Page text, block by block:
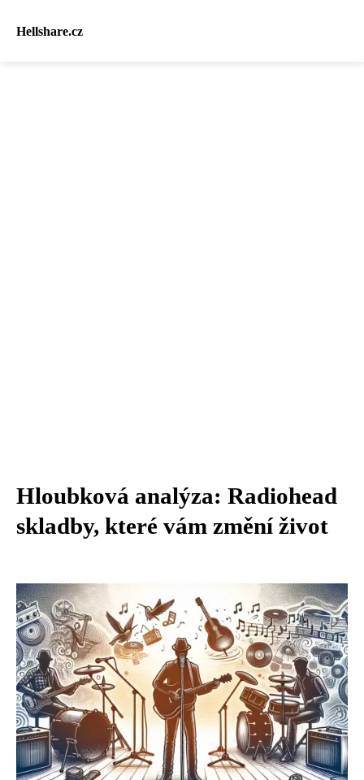
Hellshare.cz
Hloubková analýza: Radiohead
skladby, které vám změní život